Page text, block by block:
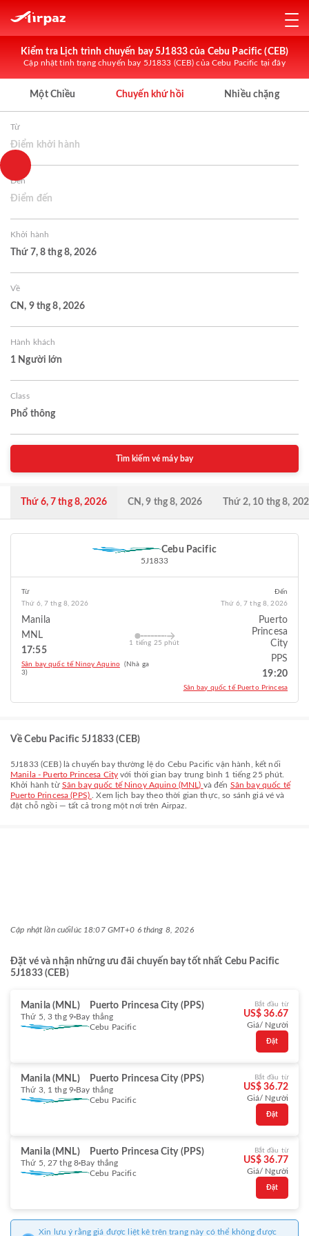
Kiểm tra Lịch trình chuyến bay 5J1833 của Cebu Pacific (CEB)
Cập nhật tình trạng chuyến bay 5J1833 (CEB) của Cebu Pacific tại đây
Một Chiều Chuyến khứ hồi Nhiều chặng
Từ
Điểm khởi hành
Đến
Điểm đến
Khởi hành
Thứ 7, 8 thg 8, 2026
Về
CN, 9 thg 8, 2026
Hành khách
1 Người lớn
Class
Phổ thông
Tìm kiếm vé máy bay
Thứ 6, 7 thg 8, 2026 CN, 9 thg 8, 2026 Thứ 2, 10 thg 8,
Cebu Pacific
5J1833
Từ
Thứ 6, 7 thg 8, 2026
Manila
MNL
17:55
Sân bay quốc tế Ninoy Aquino
(Nhà ga
3)
1 tiếng 25 phút
Đến
Thứ 6, 7 thg 8, 2026
Puerto
Princesa
City
PPS
19:20
Sân bay quốc tế Puerto Princesa
Về Cebu Pacific 5J1833 (CEB)
5J1833(CEB) là chuyến bay thường lệ do Cebu Pacific vận hành, kết nối
Manila - Puerto Princesa City với thời gian bay trung bình 1 tiếng 25 phút
Khởi hành từ Sân bay quốc tế Ninoy Aquino (MNL) và đến Sân bay quốc tế
Puerto Princesa (PPS)
. Xem lịch bay theo thời gian thực, so sánh giá vé và
đặt chỗ ngồi — tất cả trong một nơi trên Airpaz.
Cập nhật lần cuốilúc 18:07 GMT+0 6 tháng 8, 2026
Đặt vé và nhận những ưu đãi chuyến bay tốt nhất Cebu Pacific
5J1833 (CEB)
Manila (MNL) Puerto Princesa City (PPS)
Thứ 5, 3 thg 9 Bay thẳng
Cebu Pacific
Bắt đầu từ
US$ 36.67
Giá/ Người
Đặt
Manila (MNL) Puerto Princesa City (PPS)
Thứ 3, 1 thg 9 Bay thẳng
Cebu Pacific
Bắt đầu từ
US$ 36.72
Giá/ Người
Đặt
Manila (MNL) Puerto Princesa City (PPS)
Thứ 5, 27 thg 8 Bay thẳng
Cebu Pacific
Bắt đầu từ
US$ 36.77
Giá/ Người
Đặt
Xin lưu ý rằng giá được liệt kê trên trang này có thể không được